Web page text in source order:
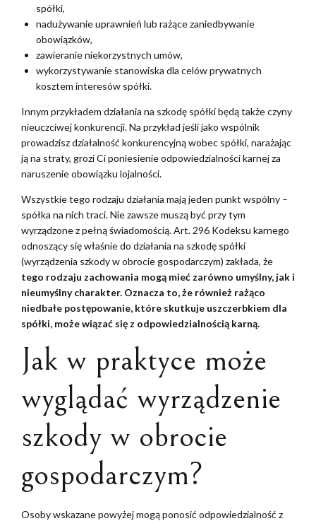
spółki,
nadużywanie uprawnień lub rażące zaniedbywanie
obowiązków,
zawieranie niekorzystnych umów,
wykorzystywanie stanowiska dla celów prywatnych
kosztem interesów spółki.
Innym przykładem działania na szkodę spółki będą także czyny
nieuczciwej konkurencji. Na przykład jeśli jako wspólnik
prowadzisz działalność konkurencyjną wobec spółki, narażając
ją na straty, grozi Ci poniesienie odpowiedzialności karnej za
naruszenie obowiązku lojalności.
Wszystkie tego rodzaju działania mają jeden punkt wspólny –
spółka na nich traci. Nie zawsze muszą być przy tym
wyrządzone z pełną świadomością. Art. 296 Kodeksu karnego
odnoszący się właśnie do działania na szkodę spółki
(wyrządzenia szkody w obrocie gospodarczym) zakłada, że
tego rodzaju zachowania mogą mieć zarówno umyślny, jak i
nieumyślny charakter. Oznacza to, że również rażąco
niedbałe postępowanie, które skutkuje uszczerbkiem dla
spółki, może wiązać się z odpowiedzialnością karną.
Jak w praktyce może
wyglądać wyrządzenie
szkody w obrocie
gospodarczym?
Osoby wskazane powyżej mogą ponosić odpowiedzialność z